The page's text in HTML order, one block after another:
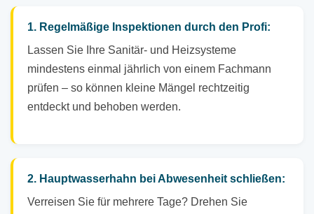
1. Regelmäßige Inspektionen durch den Profi:
Lassen Sie Ihre Sanitär- und Heizsysteme
mindestens einmal jährlich von einem Fachmann
prüfen – so können kleine Mängel rechtzeitig
entdeckt und behoben werden.
2. Hauptwasserhahn bei Abwesenheit schließen:
Verreisen Sie für mehrere Tage? Drehen Sie